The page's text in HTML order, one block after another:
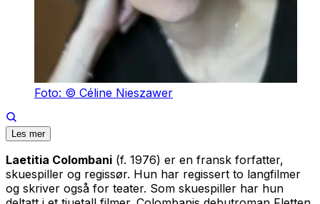
Foto: © Céline Nieszawer
Les mer
Laetitia Colombani (f. 1976) er en fransk forfatter,
skuespiller og regissør. Hun har regissert to langfilmer
og skriver også for teater. Som skuespiller har hun